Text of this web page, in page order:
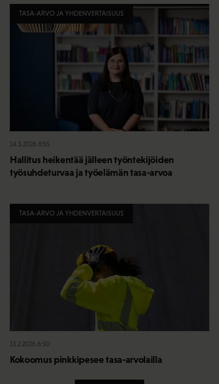
TASA-ARVO JA YHDENVERTAISUUS
14.5.2026 8:55
Hallitus heikentää jälleen työntekijöiden
työsuhdeturvaa ja työelämän tasa-arvoa
TASA-ARVO JA YHDENVERTAISUUS
13.2.2026 6:30
Kokoomus pinkkipesee tasa-arvolailla